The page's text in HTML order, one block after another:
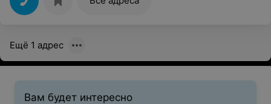
Ещё 1 адрес
Вам будет интересно